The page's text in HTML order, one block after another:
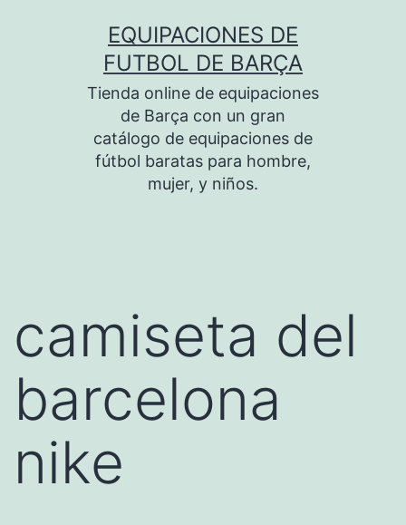
EQUIPACIONES DE
FUTBOL DE BARÇA
Tienda online de equipaciones
de Barça con un gran
catálogo de equipaciones de
fútbol baratas para hombre,
mujer, y niños.
camiseta del
barcelona
nike